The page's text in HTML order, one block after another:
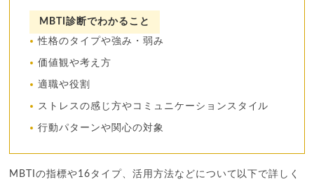
MBTI診断でわかること
性格のタイプや強み・弱み
価値観や考え方
適職や役割
ストレスの感じ方やコミュニケーションスタイル
行動パターンや関心の対象
MBTIの指標や16タイプ、活用方法などについて以下で詳しく